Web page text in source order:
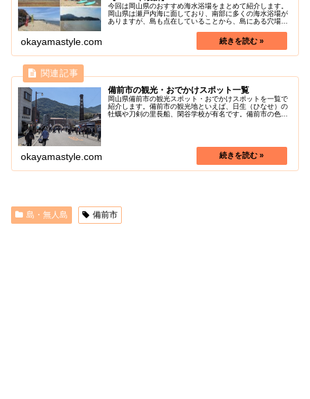
今回は岡山県のおすすめ海水浴場をまとめて紹介します。
岡山県は瀬戸内海に面しており、南部に多くの海水浴場が
ありますが、島も点在していることから、島にある穴場の
たり、バーベキューがしやすいなど...
okayamastyle.com
備前市の観光・おでかけスポット一覧
岡山県備前市の観光スポット・おでかけスポットを一覧で
紹介します。備前市の観光地といえば、日生（ひなせ）の
牡蠣や刀剣の里長船、閑谷学校が有名です。備前市の色々
okayamastyle.com
島・無人島 備前市